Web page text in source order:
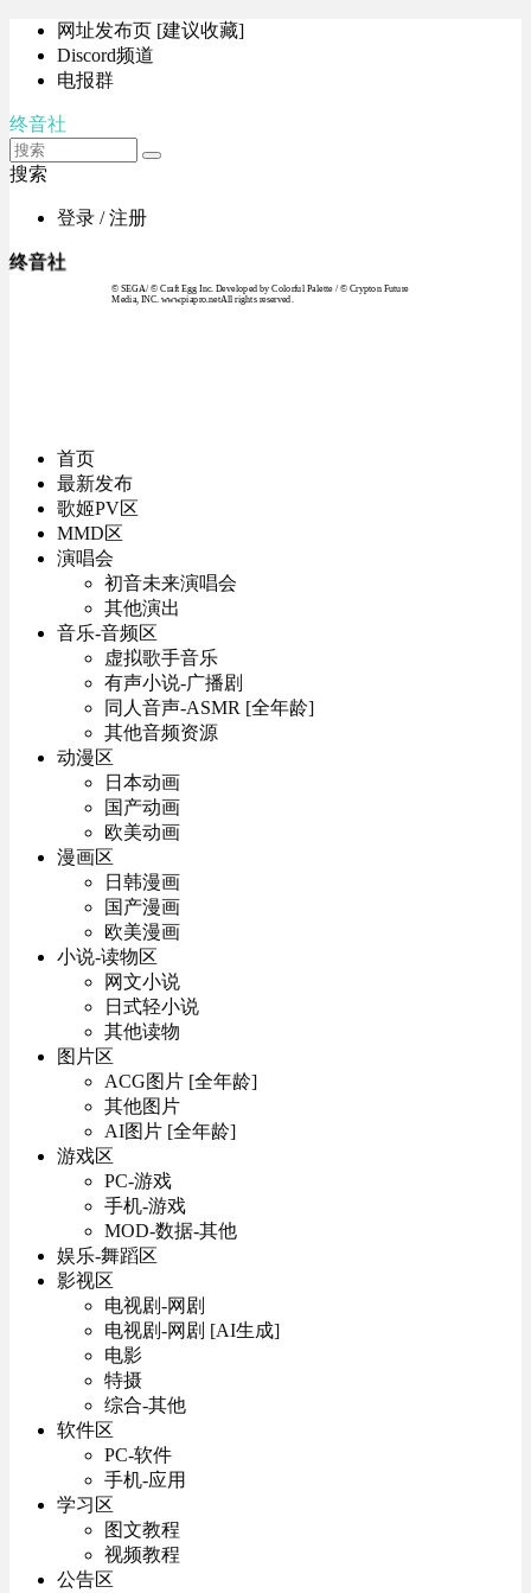
网址发布页 [建议收藏]
Discord频道
电报群
终音社
搜索
登录 / 注册
终音社
© SEGA / © Craft Egg Inc. Developed by Colorful Palette / © Crypton Future
Media, INC. www.piapro.netAll rights reserved.
首页
最新发布
歌姬PV区
MMD区
演唱会
初音未来演唱会
其他演出
音乐-音频区
虚拟歌手音乐
有声小说-广播剧
同人音声-ASMR [全年龄]
其他音频资源
动漫区
日本动画
国产动画
欧美动画
漫画区
日韩漫画
国产漫画
欧美漫画
小说-读物区
网文小说
日式轻小说
其他读物
图片区
ACG图片 [全年龄]
其他图片
AI图片 [全年龄]
游戏区
PC-游戏
手机-游戏
MOD-数据-其他
娱乐-舞蹈区
影视区
电视剧-网剧
电视剧-网剧 [AI生成]
电影
特摄
综合-其他
软件区
PC-软件
手机-应用
学习区
图文教程
视频教程
公告区